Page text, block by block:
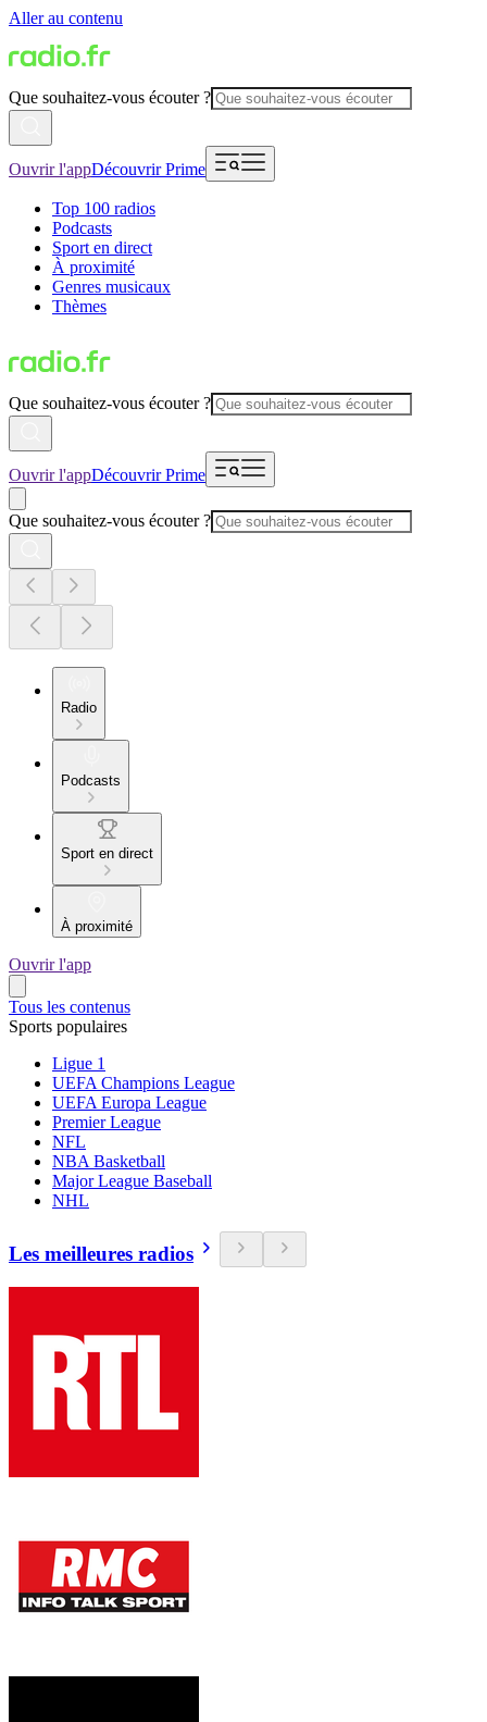
Aller au contenu
Que souhaitez-vous écouter ?
Ouvrir l'appDécouvrir Prime
Top 100 radios
Podcasts
Sport en direct
À proximité
Genres musicaux
Thèmes
Que souhaitez-vous écouter ?
Ouvrir l'appDécouvrir Prime
Que souhaitez-vous écouter ?
Radio
Podcasts
Sport en direct
À proximité
Ouvrir l'app
Tous les contenus
Sports populaires
Ligue 1
UEFA Champions League
UEFA Europa League
Premier League
NFL
NBA Basketball
Major League Baseball
NHL
Les meilleures radios